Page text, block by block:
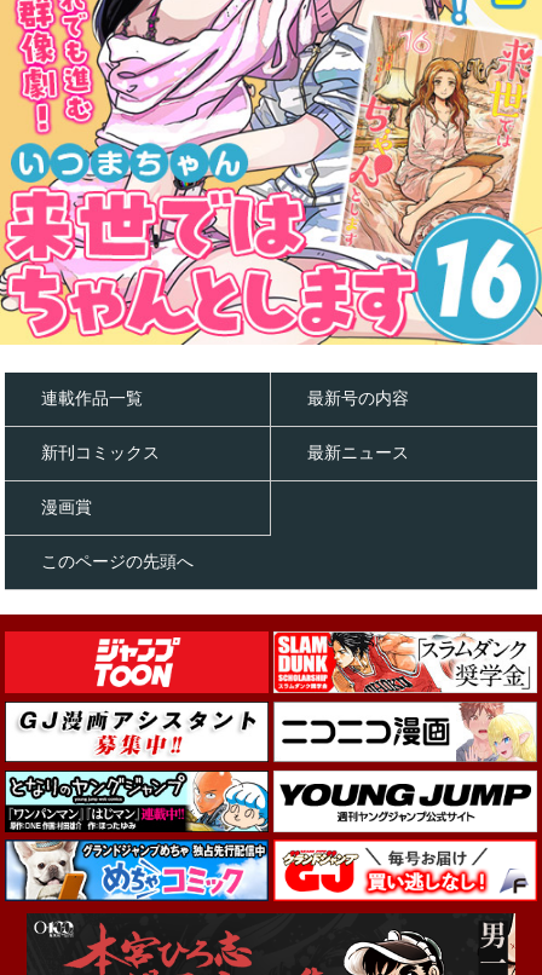
連載作品一覧 最新号の内容
新刊コミックス 最新ニュース
漫画賞
このページの先頭へ